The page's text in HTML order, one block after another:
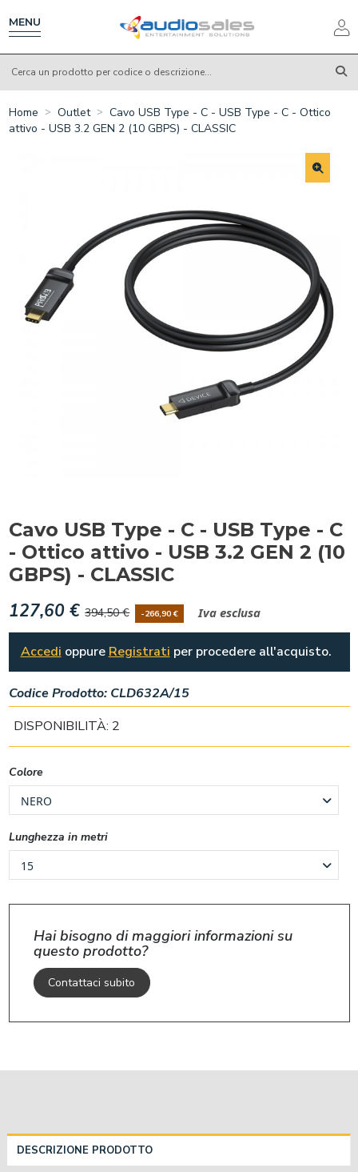
contenuto
principale
MENU
Home Outlet
Cavo USB Type - C - USB Type - C - Ottico
attivo - USB 3.2 GEN 2 (10 GBPS) - CLASSIC
Cavo USB Type - C - USB Type - C
- Ottico attivo - USB 3.2 GEN 2 (10
GBPS) - CLASSIC
127,60 € 394,50 € -266,90 € Iva esclusa
Accedi oppure Registrati per procedere all'acquisto.
Codice Prodotto: CLD632A/15
DISPONIBILITÀ: 2
Colore
Lunghezza in metri
Hai bisogno di maggiori informazioni su
questo prodotto?
Contattaci subito
DESCRIZIONE PRODOTTO